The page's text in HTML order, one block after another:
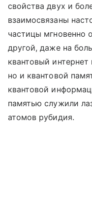
свойства двух и
взаимосвязаны
частицы мгновенно
другой, даже на
квантовый
но и квантовой
квантовой
памятью служили
атомов рубидия.